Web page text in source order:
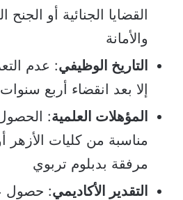
القضايا الجنائية أو
والأمانة
التاريخ الوظيفي: عدم
إلا بعد انقضاء أربع
المؤهلات العلمية:
مناسبة من كليات الأزهر
مرفقة بدبلوم تربوي
التقدير الأكاديمي: حصول